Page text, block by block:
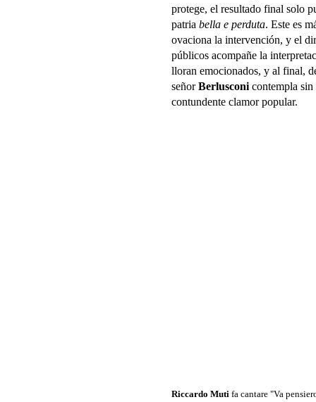
protege, el resultado final solo
patria bella e perduta. Este es
ovaciona la intervención, y el
públicos acompañe la
lloran emocionados, y al final,
señorBerlusconi contempla sin
contundente clamor popular.
Riccardo Muti fa cantare "Va